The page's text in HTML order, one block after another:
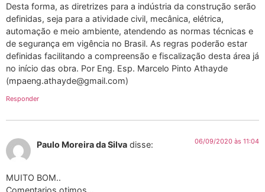
Desta forma, as diretrizes para a indústria da construção serão
definidas, seja para a atividade civil, mecânica, elétrica,
automação e meio ambiente, atendendo as normas técnicas e
de segurança em vigência no Brasil. As regras poderão estar
definidas facilitando a compreensão e fiscalização desta área já
no início das obra. Por Eng. Esp. Marcelo Pinto Athayde
(mpaeng.athayde@gmail.com)
Responder
Paulo Moreira da Silva disse: 06/09/2020 às 11:04
MUITO BOM..
Comentarios otimos…